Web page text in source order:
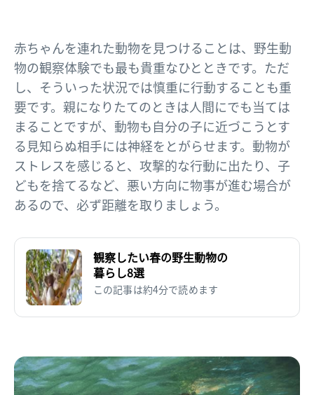
赤ちゃんを連れた動物を見つけることは、野生動
物の観察体験でも最も貴重なひとときです。ただ
し、そういった状況では慎重に行動することも重
要です。親になりたてのときは人間にでも当ては
まることですが、動物も自分の子に近づこうとす
る見知らぬ相手には神経をとがらせます。動物が
ストレスを感じると、攻撃的な行動に出たり、子
どもを捨てるなど、悪い方向に物事が進む場合が
あるので、必ず距離を取りましょう。
観察したい春の野生動物の
暮らし8選
この記事は約4分で読めます